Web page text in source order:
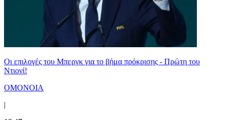
Οι επιλογές του Μπεργκ για το βήμα πρόκρισης - Πρώτη του
Ντιονί!
ΟΜΟΝΟΙΑ
|